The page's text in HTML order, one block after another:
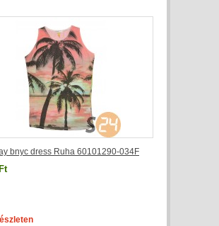
bnyc dress Ruha 60101290-034F